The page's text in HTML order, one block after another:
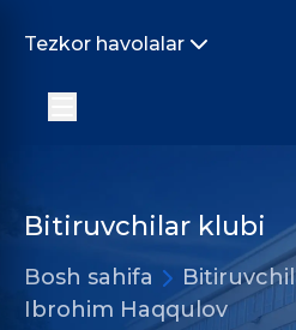
Tezkor havolalar
Bitiruvchilar klubi
Bosh sahifa
Ibrohim Haqqulov